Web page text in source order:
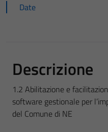
Date
Descrizione
1.2 Abilitazione e
software gestionale per
del Comune di NE